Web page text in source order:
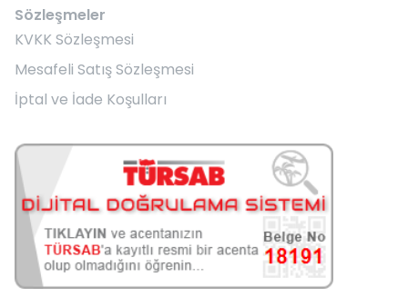
Sözleşmeler
KVKK Sözleşmesi
Mesafeli Satış Sözleşmesi
İptal ve İade Koşulları